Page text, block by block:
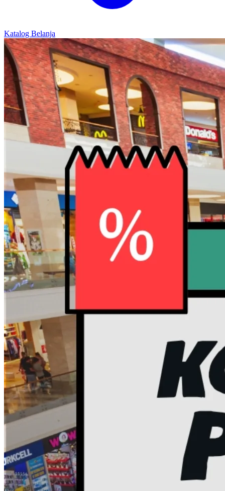
Katalog Belanja